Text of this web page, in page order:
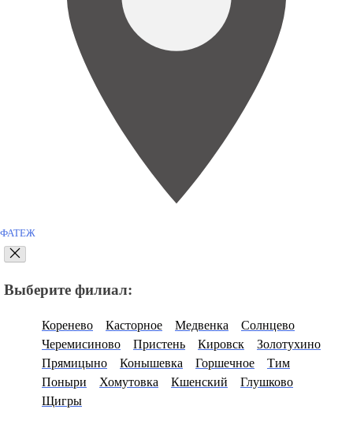
ФАТЕЖ
Выберите филиал:
Коренево Касторное Медвенка
Солнцево
Черемисиново
Пристень Кировск
Золотухино
Прямицыно
Конышевка Горшечное
Тим
Поныри
Хомутовка Кшенский
Глушково
Щигры